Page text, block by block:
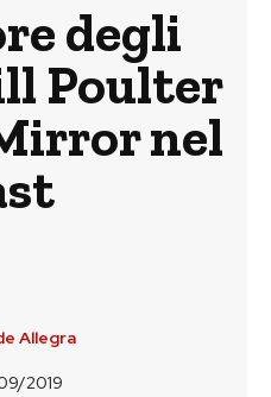
degli
Poulter
nel
Allegra
2019